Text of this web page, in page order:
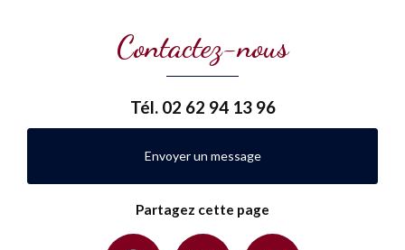
Contactez-nous
Tél. 02 62 94 13 96
Envoyer un message
Partagez cette page
Facebook